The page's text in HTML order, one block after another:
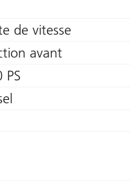
de vitesse
avant
PS